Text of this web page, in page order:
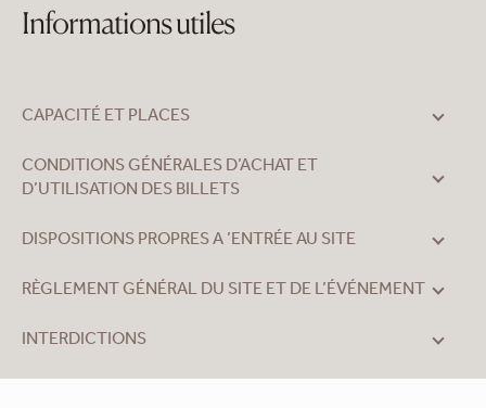
Informations utiles
CAPACITÉ ET PLACES
CONDITIONS GÉNÉRALES D’ACHAT ET
D’UTILISATION DES BILLETS
DISPOSITIONS PROPRES A ’ENTRÉE AU SITE
RÈGLEMENT GÉNÉRAL DU SITE ET DE L’ÉVÉNEMENT
INTERDICTIONS